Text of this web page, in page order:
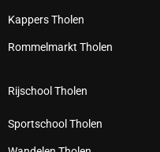
Kappers Tholen
Rommelmarkt Tholen
Rijschool Tholen
Sportschool Tholen